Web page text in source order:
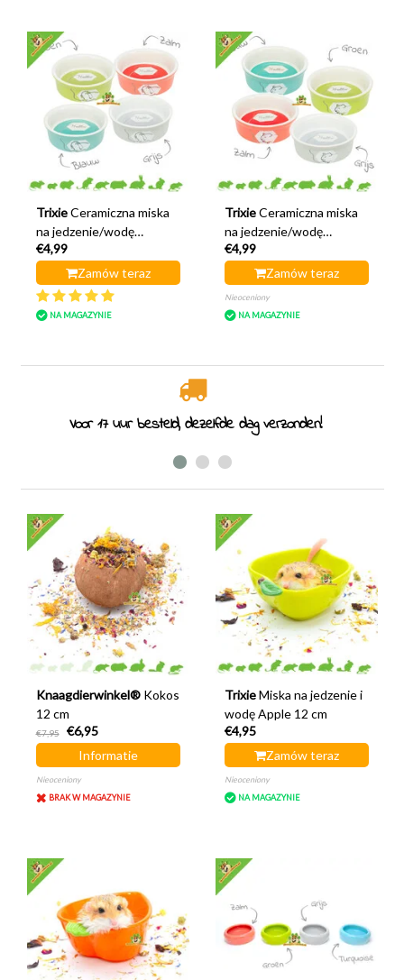
Trixie Ceramiczna miska
na jedzenie/wodę
Kolorowy królik 11 cm
€4,99
Zamów teraz
NA MAGAZYNIE
Trixie Ceramiczna miska
na jedzenie/wodę
kolorowa świnka morska
11 cm
€4,99
Zamów teraz
Nieoceniony
NA MAGAZYNIE
Specjaliści od gryzoni od 2011 roku
Knaagdierwinkel® Kokos
12 cm
€7,95
€6,95
Informatie
Nieoceniony
BRAK W MAGAZYNIE
Trixie Miska na jedzenie i
wodę Apple 12 cm
€4,95
Zamów teraz
Nieoceniony
NA MAGAZYNIE